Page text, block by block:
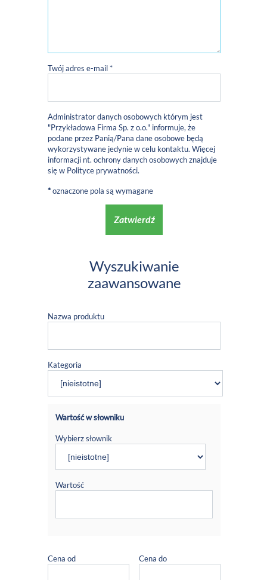
Twój adres e-mail *
Administrator danych osobowych którym jest
"Przykładowa Firma Sp. z o.o." informuje, że
podane przez Panią/Pana dane osobowe będą
wykorzystywane jedynie w celu kontaktu. Więcej
informacji nt. ochrony danych osobowych znajduje
się w Polityce prywatności.
*oznaczone pola są wymagane
Zatwierdź
Wyszukiwanie
zaawansowane
Nazwa produktu
Kategoria
Wartość w słowniku
Wybierz słownik
Wartość
Cena od Cena do